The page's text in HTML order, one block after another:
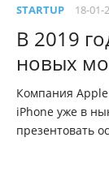
STARTUP 18-01-
В 2019
новых
Компания
iPhone уже в
презентовать